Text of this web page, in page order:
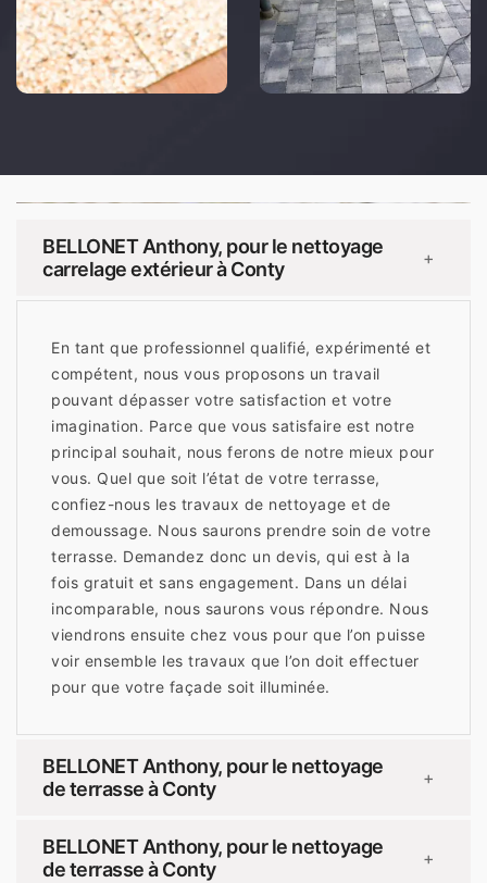
BELLONET Anthony, pour le nettoyage
carrelage extérieur à Conty
+
En tant que professionnel qualifié, expérimenté et
compétent, nous vous proposons un travail
pouvant dépasser votre satisfaction et votre
imagination. Parce que vous satisfaire est notre
principal souhait, nous ferons de notre mieux pour
vous. Quel que soit l’état de votre terrasse,
confiez-nous les travaux de nettoyage et de
demoussage. Nous saurons prendre soin de votre
terrasse. Demandez donc un devis, qui est à la
fois gratuit et sans engagement. Dans un délai
incomparable, nous saurons vous répondre. Nous
viendrons ensuite chez vous pour que l’on puisse
voir ensemble les travaux que l’on doit effectuer
pour que votre façade soit illuminée.
BELLONET Anthony, pour le nettoyage
de terrasse à Conty
+
BELLONET Anthony, pour le nettoyage
de terrasse à Conty
+